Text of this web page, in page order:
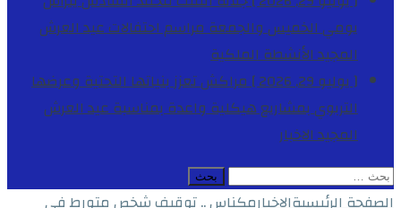
يومي الخميس والجمعة مراسم احتفالات عيد العرش
المجيدالأنشطة الملكية
[ يوليو 29, 2026 ]
مراكش تعزز بنياتها التحتية وعرضها
التربوي بمشاريع هيكلية واعدة بمناسبة عيد العرش
المجيدالاخبار
البحث
عن:
الصفحة الرئيسيةالاخبارمكناس .. توقيف شخص متورط في